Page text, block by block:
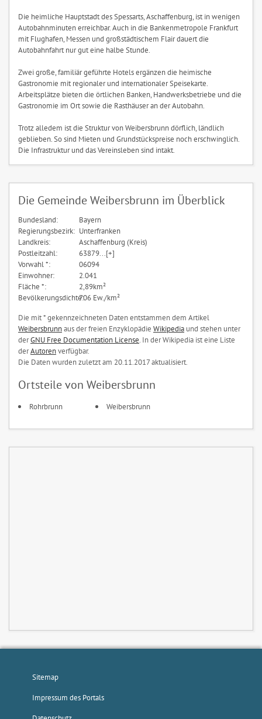
Die heimliche Hauptstadt des Spessarts, Aschaffenburg, ist in wenigen
Autobahnminuten erreichbar. Auch in die Bankenmetropole Frankfurt
mit Flughafen, Messen und großstädtischem Flair dauert die
Autobahnfahrt nur gut eine halbe Stunde.
Zwei große, familiär geführte Hotels ergänzen die heimische
Gastronomie mit regionaler und internationaler Speisekarte.
Arbeitsplätze bieten die örtlichen Banken, Handwerksbetriebe und die
Gastronomie im Ort sowie die Rasthäuser an der Autobahn.
Trotz alledem ist die Struktur von Weibersbrunn dörflich, ländlich
geblieben. So sind Mieten und Grundstückspreise noch erschwinglich.
Die Infrastruktur und das Vereinsleben sind intakt.
Die Gemeinde Weibersbrunn im Überblick
Bundesland:
Bayern
Regierungsbezirk: Unterfranken
Landkreis:
Aschaffenburg (Kreis)
Postleitzahl:
63879...[+]
Vorwahl *:
06094
Einwohner:
2.041
Fläche *:
2,89km²
Bevölkerungsdichte:706 Ew./km²
Die mit * gekennzeichneten Daten entstammen dem Artikel
Weibersbrunnaus der freien Enzyklopädie Wikipedia und stehen unter
derGNU Free Documentation License. In der Wikipedia ist eine Liste
derAutorenverfügbar.
Die Daten wurden zuletzt am 20.11.2017 aktualisiert.
Ortsteile von Weibersbrunn
Rohrbrunn Weibersbrunn
Sitemap
Impressum des Portals